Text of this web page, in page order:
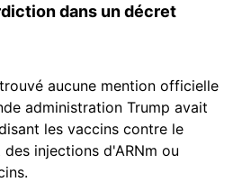
dans un décret
aucune mention officielle
administration Trump avait
les vaccins contre le
injections d'ARNm ou